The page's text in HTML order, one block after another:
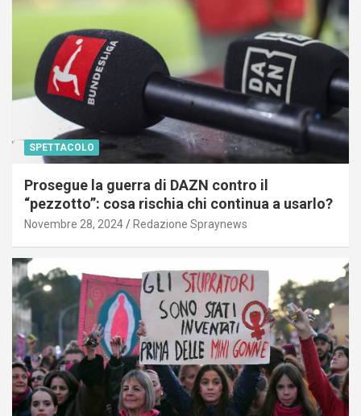
SPETTACOLO
Prosegue la guerra di DAZN contro il
“pezzotto”: cosa rischia chi continua a usarlo?
Novembre 28, 2024 Redazione Spraynews